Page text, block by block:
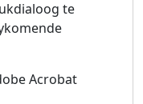
te
Acrobat